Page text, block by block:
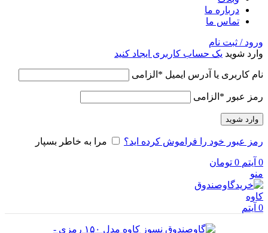
درباره ما
تماس ما
ورود / ثبت نام
وارد شوید یک حساب کاربری ایجاد کنید
نام کاربری یا آدرس ایمیل * الزامی
رمز عبور * الزامی
وارد شوید
رمز عبور خود را فراموش کرده اید؟ مرا به خاطر بسپار
0 آیتم 0 تومان
منو
0 آیتم